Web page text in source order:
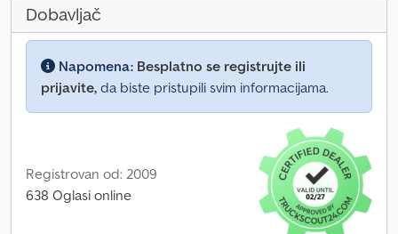
Dobavljač
Napomena: Besplatno se registrujte ili
prijavite, da biste pristupili svim informacijama.
Registrovan od: 2009
638 Oglasi online